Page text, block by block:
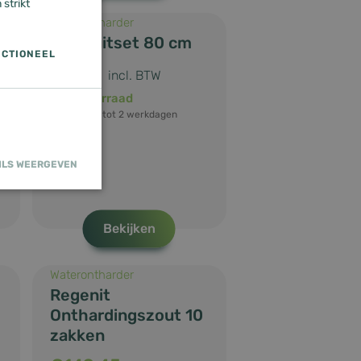
Waterontharder
Aansluitset 80 cm
incl. BTW
Op voorraad
Levertijd: 1 tot 2 werkdagen
Bekijken
Waterontharder
Regenit
Onthardingszout 10
zakken
strikt
WEERGEVEN
en